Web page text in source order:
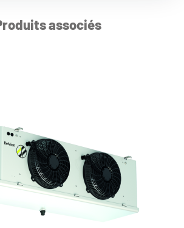
associés